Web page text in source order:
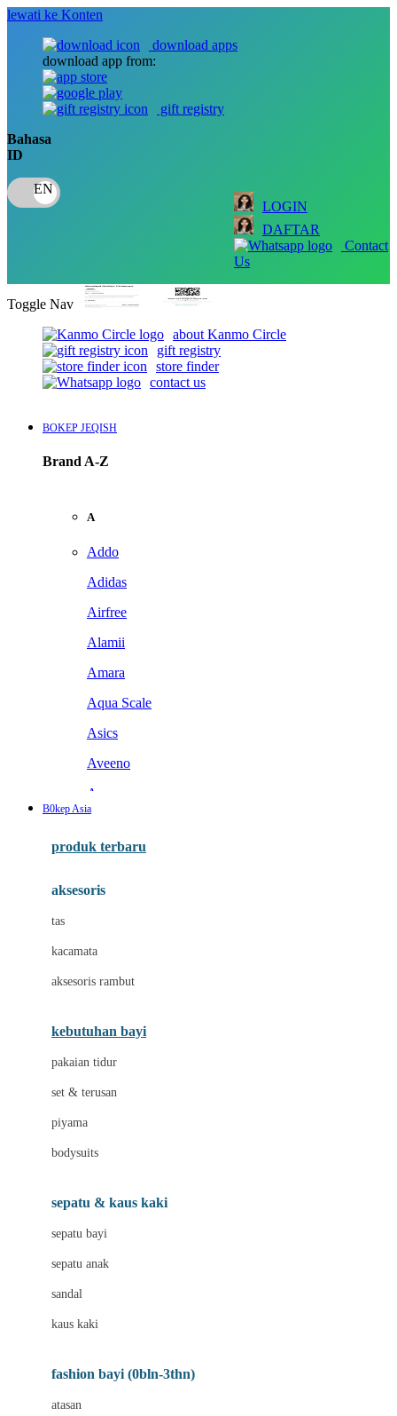
lewati ke Konten
download apps
download app from:
gift registry
Bahasa
ID
LOGIN
DAFTAR
Contact
Us
Toggle Nav
about Kanmo Circle
gift registry
store finder
contact us
BOKEP JEQISH
Brand A-Z
A
Addo
Adidas
Airfree
Alamii
Amara
Aqua Scale
Asics
Aveeno
Awan
Baabaasheepz
Baby Dove
Baby Jogger
Beauty Barn
Bio Oil
Biolane
Bizzi Growin
Blooming Marvellous
B0kep Asia
produk terbaru
aksesoris
tas
kacamata
aksesoris rambut
kebutuhan bayi
pakaian tidur
set & terusan
piyama
bodysuits
sepatu & kaus kaki
sepatu bayi
sepatu anak
sandal
kaus kaki
fashion bayi (0bln-3thn)
atasan